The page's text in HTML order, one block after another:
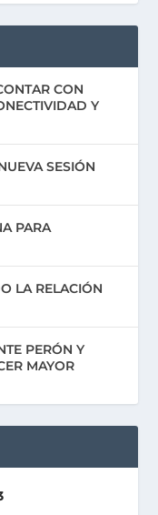
CON
Y
SESIÓN
PARA
LA RELACIÓN
PERÓN Y
MAYOR